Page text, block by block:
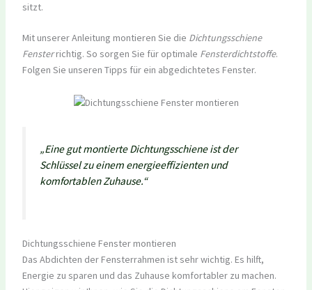
sitzt.
Mit unserer Anleitung montieren Sie die Dichtungsschiene
Fensterrichtig. So sorgen Sie für optimale Fensterdichtstoffe.
Folgen Sie unseren Tipps für ein abgedichtetes Fenster.
„Eine gut montierte Dichtungsschiene ist der
Schlüssel zu einem energieeffizienten und
komfortablen Zuhause.“
Dichtungsschiene Fenster montieren
Das Abdichten der Fensterrahmen ist sehr wichtig. Es hilft,
Energie zu sparen und das Zuhause komfortabler zu machen.